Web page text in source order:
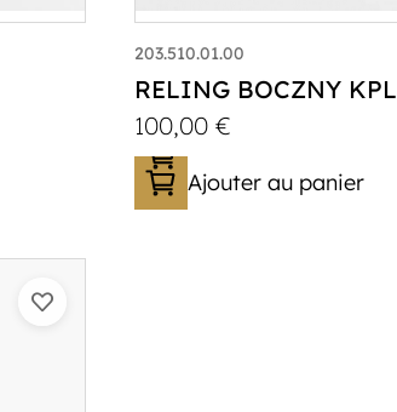
203.510.01.00
RELING BOCZNY KPL
100,00 €
Ajouter au panier